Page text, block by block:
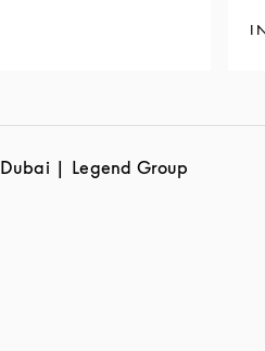
Dubai Legend Group